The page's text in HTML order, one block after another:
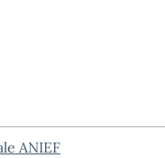
ANIEF